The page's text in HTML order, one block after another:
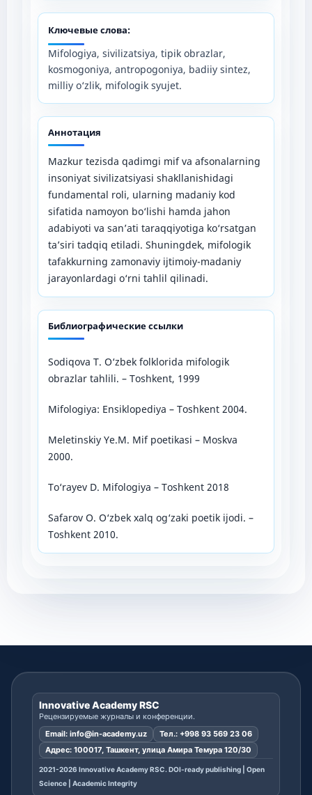
Ключевые слова:
Mifologiya, sivilizatsiya, tipik obrazlar,
kosmogoniya, antropogoniya, badiiy sintez,
milliy o‘zlik, mifologik syujet.
Аннотация
Mazkur tezisda qadimgi mif va afsonalarning
insoniyat sivilizatsiyasi shakllanishidagi
fundamental roli, ularning madaniy kod
sifatida namoyon bo‘lishi hamda jahon
adabiyoti va san’ati taraqqiyotiga ko‘rsatgan
ta’siri tadqiq etiladi. Shuningdek, mifologik
tafakkurning zamonaviy ijtimoiy-madaniy
jarayonlardagi o‘rni tahlil qilinadi.
Библиографические ссылки
Sodiqova T. O‘zbek folklorida mifologik
obrazlar tahlili. – Toshkent, 1999
Mifologiya: Ensiklopediya – Toshkent 2004.
Meletinskiy Ye.M. Mif poetikasi – Moskva
2000.
To‘rayev D. Mifologiya – Toshkent 2018
Safarov O. O‘zbek xalq og‘zaki poetik ijodi. –
Toshkent 2010.
Innovative Academy RSC
Рецензируемые журналы и конференции.
Email: info@in-academy.uz Тел.: +998 93 569 23 06
Адрес: 100017, Ташкент, улица Амира Темура 120/30
2021-2026 Innovative Academy RSC. DOI-ready publishing | Open
Science | Academic Integrity